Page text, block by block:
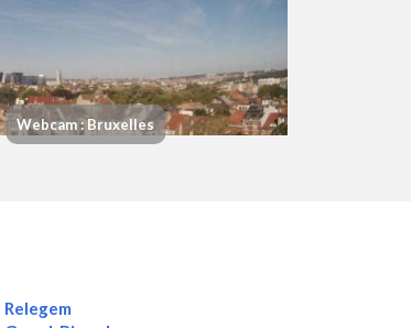
Webcam : Bruxelles
Relegem